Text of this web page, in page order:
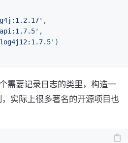
,
,
)
需要记录日志的类里，构造一
实际上很多著名的开源项目也